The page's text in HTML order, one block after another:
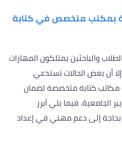
بمكتب متخصص في كتابة
والباحثين يمتلكون المهارات
أن بعض الحالات تستدعي
أو مكاتب كتابة متخصصة لضمان
الجامعية. فيما يلي أبرز
بحاجة إلى دعم مهني في إعداد